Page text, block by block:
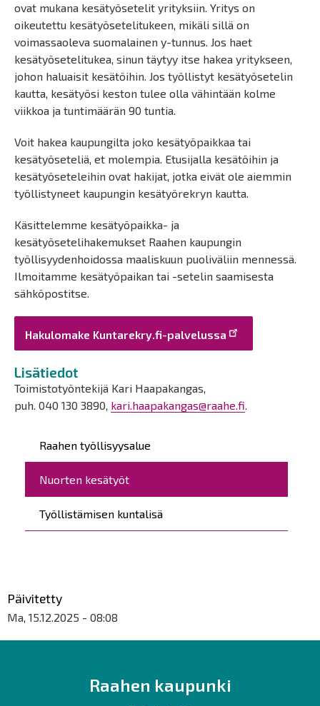
Päävalikko
Raahen työllisyysalue
Nuorten kesätyöt
Työllistämisen kuntalisä
ovat mukana kesätyösetelit yrityksiin. Yritys on
oikeutettu kesätyösetelitukeen, mikäli sillä on
voimassaoleva suomalainen y-tunnus. Jos haet
kesätyösetelitukea, sinun täytyy itse hakea yritykseen,
johon haluaisit kesätöihin. Jos työllistyt kesätyösetelin
kautta, kesätyösi keston tulee olla vähintään kolme
viikkoa ja tuntimäärän 90 tuntia.
Voit hakea kaupungilta joko kesätyöpaikkaa tai
kesätyöseteliä, et molempia. Etusijalla kesätöihin ja
kesätyöseteleihin ovat hakijat, jotka eivät ole aiemmin
työllistyneet kaupungin kesätyörekryn kautta.
Käsittelemme kesätyöpaikka- ja
kesätyösetelihakemukset Raahen kaupungin
työllisyydenhoidossa maaliskuun puoliväliin mennessä.
Ilmoitamme kesätyöpaikan tai -setelin saamisesta
sähköpostitse.
Hakulomake Kuntarekry.fi-palvelussa
Lisätiedot
Toimistotyöntekijä Kari Haapakangas,
puh. 040 130 3890, kari.haapakangas@raahe.fi.
Päivitetty
Ma, 15.12.2025 - 08:08
Raahen kaupunki